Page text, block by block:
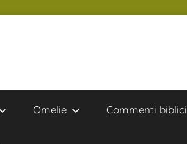
Omelie Commenti biblici